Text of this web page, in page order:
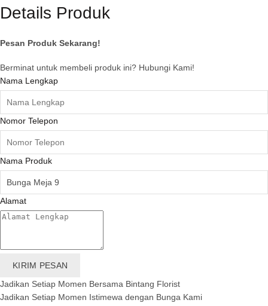
Details Produk
Pesan Produk Sekarang!
Berminat untuk membeli produk ini? Hubungi Kami!
Nama Lengkap
Nomor Telepon
Nama Produk
Alamat
KIRIM PESAN
Jadikan Setiap Momen Bersama Bintang Florist
Jadikan Setiap Momen Istimewa dengan Bunga Kami